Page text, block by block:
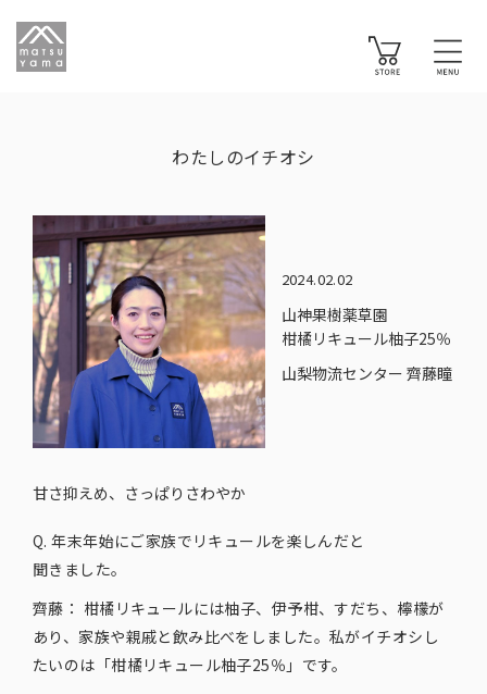
わたしのイチオシ
2024.02.02
山神果樹薬草園
柑橘リキュール柚子25％
山梨物流センター 齊藤瞳
甘さ​抑えめ、​さっぱり​さわやか
Q. 年末年始に​ご家族で​リキュールを​楽しんだと​
聞きました。
齊藤： 柑橘リキュールには柚子、伊予柑、すだち、檸檬が
あり、家族や親戚と飲み比べをしました。私がイチオシし
たいのは「柑橘リキュール柚子25％」です。